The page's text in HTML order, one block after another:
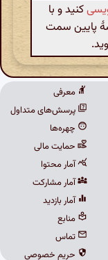
کنید و با
پایین سمت
معرفی
پرسش‌های متداول
چهره‌ها
حمایت مالی
آمار محتوا
آمار مشارکت
آمار بازدید
منابع
تماس
حریم خصوصی